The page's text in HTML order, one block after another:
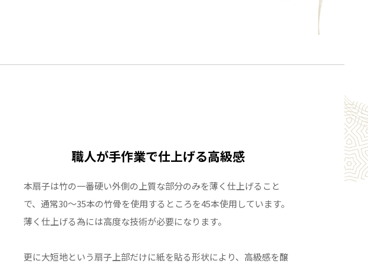
職人が手作業で仕上げる高級感
本扇子は竹の一番硬い外側の上質な部分のみを薄く仕上げること
で、通常30～35本の竹骨を使用するところを45本使用しています。
薄く仕上げる為には高度な技術が必要になります。
更に大短地という扇子上部だけに紙を貼る形状により、高級感を醸